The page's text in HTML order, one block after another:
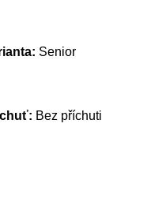
Senior
Bez příchuti